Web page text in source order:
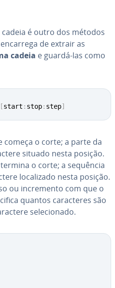
é outro dos métodos
de extrair as
cadeia e guardá-las como
[start : stop: step]
começa o corte; a parte da
situado nesta posição.
o corte; a sequência
lo­ca­li­zado nesta posição.
ou in­cre­mento com que o
quantos ca­rac­te­res são
se­le­ci­o­nado.